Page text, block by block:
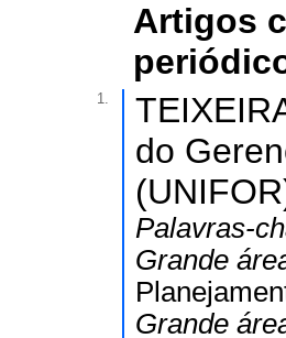
Artigos
1.
do
Palavras-
Grande
Grande